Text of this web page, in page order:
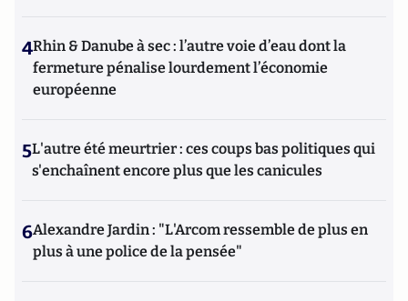
4Rhin & Danube à sec : l’autre voie d’eau dont la
fermeture pénalise lourdement l’économie
européenne
5L'autre été meurtrier : ces coups bas politiques qui
s'enchaînent encore plus que les canicules
6Alexandre Jardin : "L'Arcom ressemble de plus en
plus à une police de la pensée"